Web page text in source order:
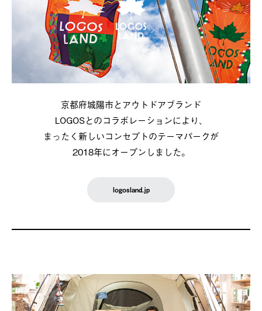
京都府城陽市とアウトドアブランド
LOGOSとのコラボレーションにより、
まったく新しいコンセプトのテーマパークが
2018年にオープンしました。
logosland.jp